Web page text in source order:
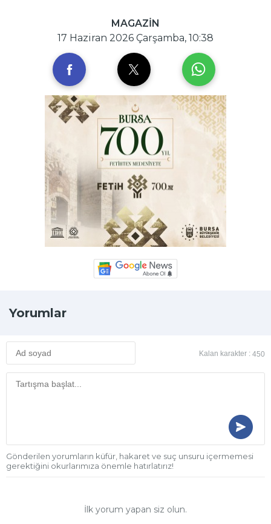
MAGAZİN
17 Haziran 2026 Çarşamba, 10:38
Yorumlar
Kalan karakter : 450
Gönderilen yorumların küfür, hakaret ve suç unsuru içermemesi
gerektiğini okurlarımıza önemle hatırlatırız!
İlk yorum yapan siz olun.